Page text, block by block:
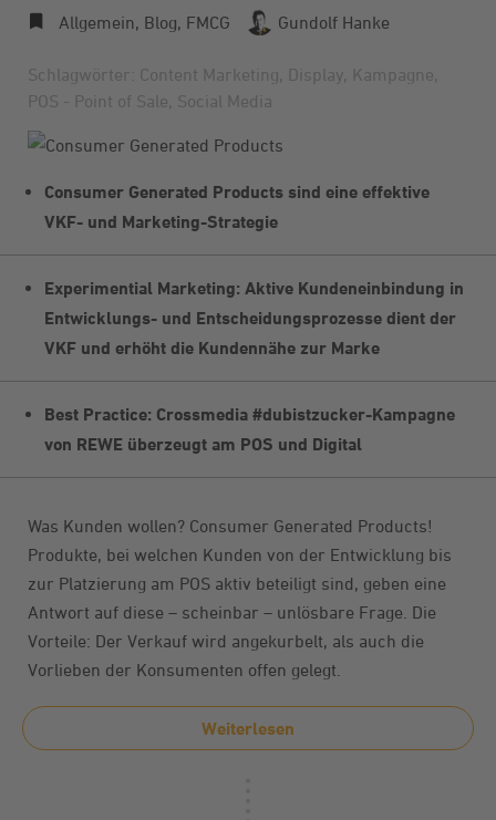
Allgemein, Blog, FMCG Gundolf Hanke
Schlagwörter: Content Marketing Display Kampagne
POS - Point of Sale
Social Media
Consumer Generated Products sind eine effektive
VKF- und Marketing-Strategie
Experimential Marketing: Aktive Kundeneinbindung in
Entwicklungs- und Entscheidungsprozesse dient der
VKF und erhöht die Kundennähe zur Marke
Best Practice: Crossmedia #dubistzucker-Kampagne
von REWE überzeugt am POS und Digital
Was Kunden wollen? Consumer Generated Products!
Produkte, bei welchen Kunden von der Entwicklung bis
zur Platzierung am POS aktiv beteiligt sind, geben eine
Antwort auf diese – scheinbar – unlösbare Frage. Die
Vorteile: Der Verkauf wird angekurbelt, als auch die
Vorlieben der Konsumenten offen gelegt.
Weiterlesen